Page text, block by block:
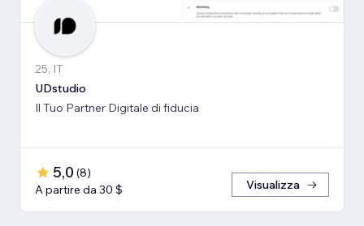
25, IT
UDstudio
Il Tuo Partner Digitale di fiducia
5,0 (8)
A partire da 30 $
Visualizza